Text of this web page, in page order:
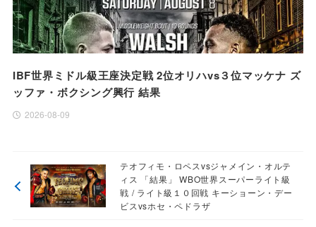
IBF世界ミドル級王座決定戦 2位オリハvs３位マッケナ ズ
ッファ・ボクシング興行 結果
2026-08-09
テオフィモ・ロペスvsジャメイン・オルテ
ィス 「結果」 WBO世界スーパーライト級
戦 / ライト級１０回戦 キーショーン・デー
ビスvsホセ・ペドラザ